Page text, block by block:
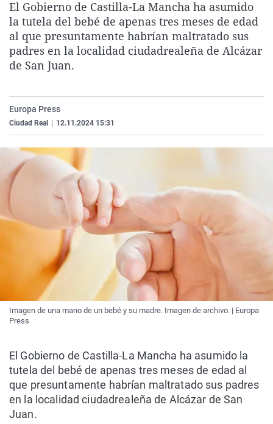
La rosa de los vientos
Gente viajera
Como el perro y el
Caso
Retornados
Equipo de
Extremadura
Galicia
La Rioja
País Vasco
Virales
Televisión
Elecciones
El Gobierno de Castilla-La Mancha ha asumido
la tutela del bebé de apenas tres meses de edad
al que presuntamente habrían maltratado sus
padres en la localidad ciudadrealeña de Alcázar
de San Juan.
Europa Press
Ciudad Real 12.11.2024 15:31
Imagen de una mano de un bebé y su madre. Imagen de archivo. | Europa
Press
El Gobierno de Castilla-La Mancha ha asumido la
tutela del bebé de apenas tres meses de edad al
que presuntamente habrían maltratado sus padres
en la localidad ciudadrealeña de Alcázar de San
Juan.